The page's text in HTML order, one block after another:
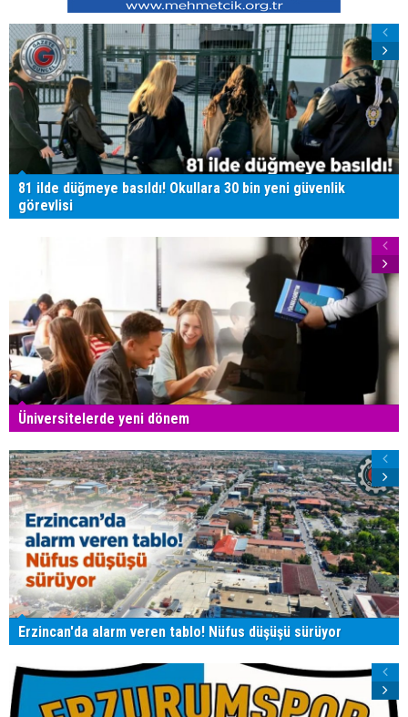
81 ilde düğmeye basıldı! Okullara 30 bin yeni güvenlik
görevlisi
Üniversitelerde yeni dönem
Erzincan'da alarm veren tablo! Nüfus düşüşü sürüyor